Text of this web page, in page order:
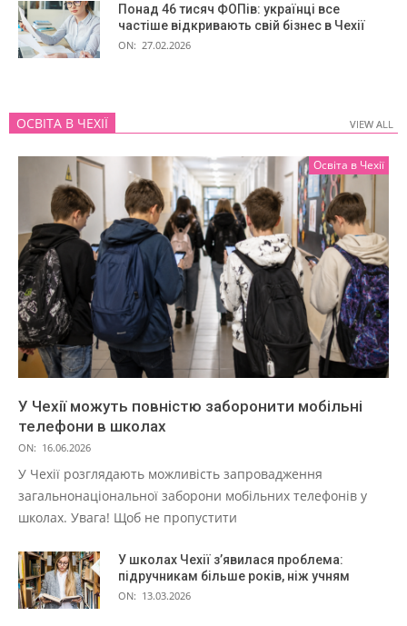
Понад 46 тисяч ФОПів: українці все
частіше відкривають свій бізнес в Чехії
ON: 27.02.2026
ОСВІТА В ЧЕХІЇ VIEW ALL
Освіта в Чехії
У Чехії можуть повністю заборонити мобільні
телефони в школах
ON: 16.06.2026
У Чехії розглядають можливість запровадження
загальнонаціональної заборони мобільних телефонів у
школах. Увага! Щоб не пропустити
У школах Чехії з’явилася проблема:
підручникам більше років, ніж учням
ON: 13.03.2026
VIEW ALL